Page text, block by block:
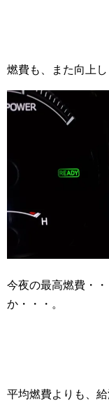
燃費も、また向上
今夜の最高燃費・
か・・・。
平均燃費よりも、